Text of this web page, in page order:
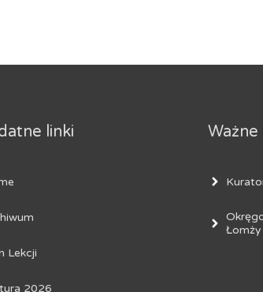
linki
Lekcji
2026
Ważne
Łomży